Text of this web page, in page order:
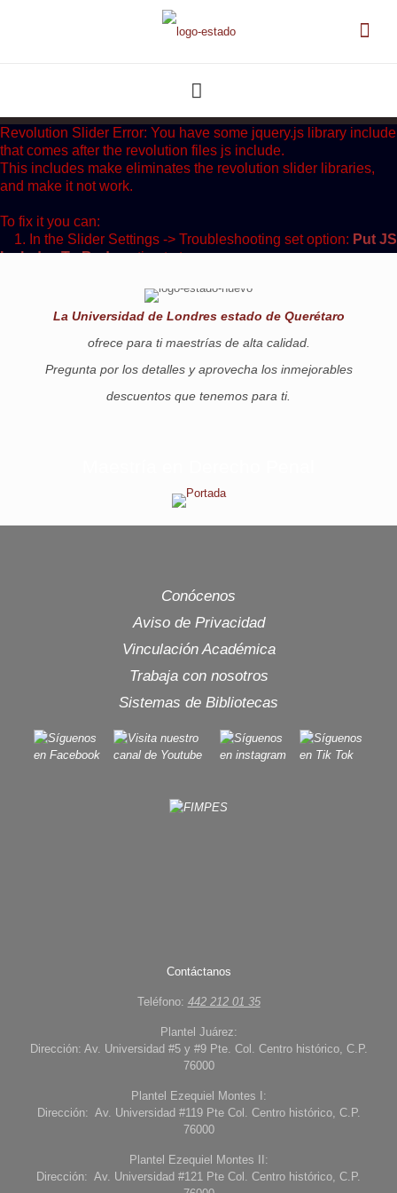
Revolution Slider Error: You have some jquery.js library include
that comes after the revolution files js include.
This includes make eliminates the revolution slider libraries,
and make it not work.
To fix it you can:
1. In the Slider Settings -> Troubleshooting set option: Put JS
Includes To Bodyoption to true.
La Universidad de Londres estado de Querétaro
ofrece para ti maestrías de alta calidad.
Pregunta por los detalles y aprovecha los inmejorables
descuentos que tenemos para ti.
Conócenos
Aviso de Privacidad
Vinculación Académica
Trabaja con nosotros
Sistemas de Bibliotecas
Contáctanos
Teléfono: 442 212 01 35
Plantel Juárez:
Dirección: Av. Universidad #5 y #9 Pte. Col. Centro histórico, C.P.
76000
Plantel Ezequiel Montes I:
Dirección: Av. Universidad #119 Pte Col. Centro histórico, C.P.
76000
Plantel Ezequiel Montes II:
Dirección: Av. Universidad #121 Pte Col. Centro histórico, C.P.